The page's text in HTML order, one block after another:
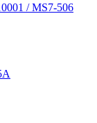
/ MS7-506